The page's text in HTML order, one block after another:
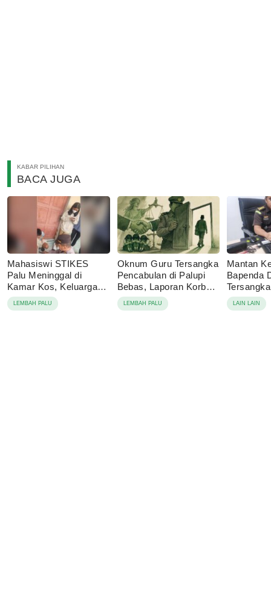
KABAR PILIHAN
BACA JUGA
Mahasiswi STIKES
Palu Meninggal di
Kamar Kos, Keluarga
Tolak Autopsi
LEMBAH PALU
Oknum Guru Tersangka
Pencabulan di Palupi
Bebas, Laporan Korban
Berujung Damai
LEMBAH PALU
Mantan
Bapenda
Korupsi
LAIN LAIN